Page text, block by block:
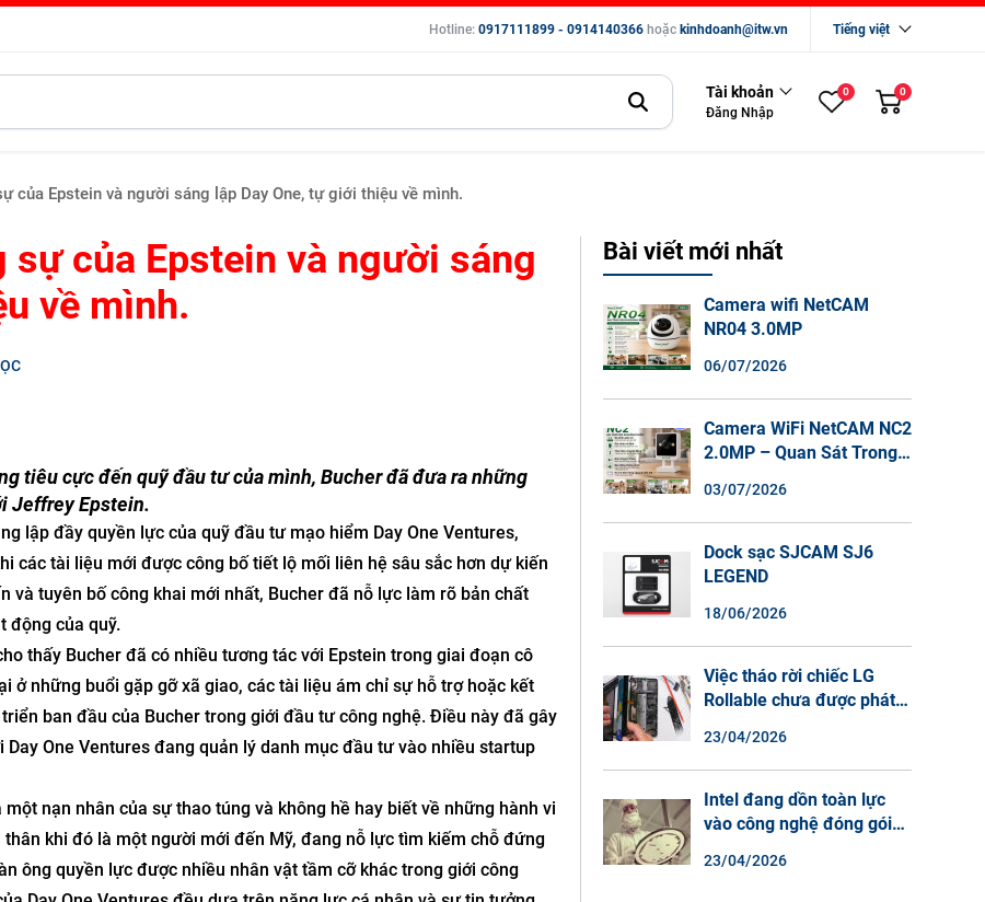
Hotline: 0917111899 - 0914140366 hoặc kinhdoanh@itw.vn Tiếng việt
Tài khoản
Đăng Nhập
0 0
của Epstein và người sáng lập Day One, tự giới thiệu về mình.
sự của Epstein và người sáng
về mình.
tiêu cực đến quỹ đầu tư của mình, Bucher đã đưa ra những
Jeffrey Epstein.
lập đầy quyền lực của quỹ đầu tư mạo hiểm Day One Ventures,
các tài liệu mới được công bố tiết lộ mối liên hệ sâu sắc hơn dự kiến
và tuyên bố công khai mới nhất, Bucher đã nỗ lực làm rõ bản chất
động của quỹ.
thấy Bucher đã có nhiều tương tác với Epstein trong giai đoạn cô
ở những buổi gặp gỡ xã giao, các tài liệu ám chỉ sự hỗ trợ hoặc kết
ban đầu của Bucher trong giới đầu tư công nghệ. Điều này đã gây
One Ventures đang quản lý danh mục đầu tư vào nhiều startup
nạn nhân của sự thao túng và không hề hay biết về những hành vi
khi đó là một người mới đến Mỹ, đang nỗ lực tìm kiếm chỗ đứng
ông quyền lực được nhiều nhân vật tầm cỡ khác trong giới công
Bài viết mới nhất
Camera wifi NetCAM
NR04 3.0MP
06/07/2026
Camera WiFi NetCAM NC2
2.0MP – Quan Sát Trong
Màu Ban Đêm, Đàm Thoại
2 Chiều
03/07/2026
Dock sạc SJCAM SJ6
LEGEND
18/06/2026
Việc tháo rời chiếc LG
Rollable chưa được phát
sao điện thoại màn hình
cuộn không phải là một xu
hướng.
23/04/2026
Intel đang dồn toàn lực
vào công nghệ đóng gói
23/04/2026